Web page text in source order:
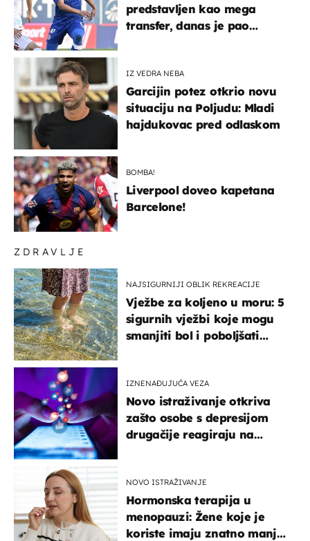
ZDRAVLJE
NAJSIGURNIJI OBLIK REKREACIJE
Vježbe za koljeno u moru: 5
sigurnih vježbi koje mogu
smanjiti bol i poboljšati
IZNENAĐUJUĆA VEZA
Novo istraživanje otkriva
zašto osobe s depresijom
drugačije reagiraju na
NOVO ISTRAŽIVANJE
Hormonska terapija u
menopauzi: Žene koje je
koriste imaju znatno manji
predstavljen kao mega
transfer, danas je pao
IZ VEDRA NEBA
Garcijin potez otkrio novu
situaciju na Poljudu: Mladi
hajdukovac pred odlaskom
BOMBA!
Liverpool doveo kapetana
Barcelone!